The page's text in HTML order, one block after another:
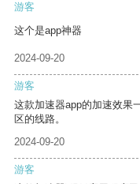
游客
这个是app神器
2024-09-20
游客
这款加速器app的加速效果
区的线路。
2024-09-20
游客